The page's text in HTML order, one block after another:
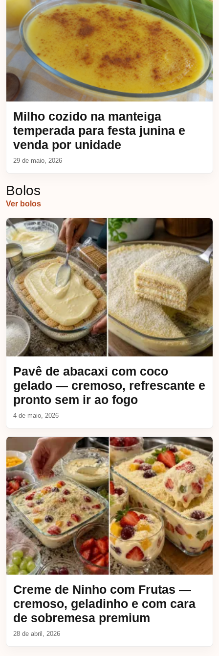
Milho cozido na manteiga
temperada para festa junina e
venda por unidade
29 de maio, 2026
Bolos
Ver bolos
Pavê de abacaxi com coco
gelado — cremoso, refrescante e
pronto sem ir ao fogo
4 de maio, 2026
Creme de Ninho com Frutas —
cremoso, geladinho e com cara
de sobremesa premium
28 de abril, 2026